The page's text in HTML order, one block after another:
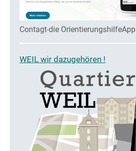
Contagt-die OrientierungshilfeApp
WEIL wir dazugehören !